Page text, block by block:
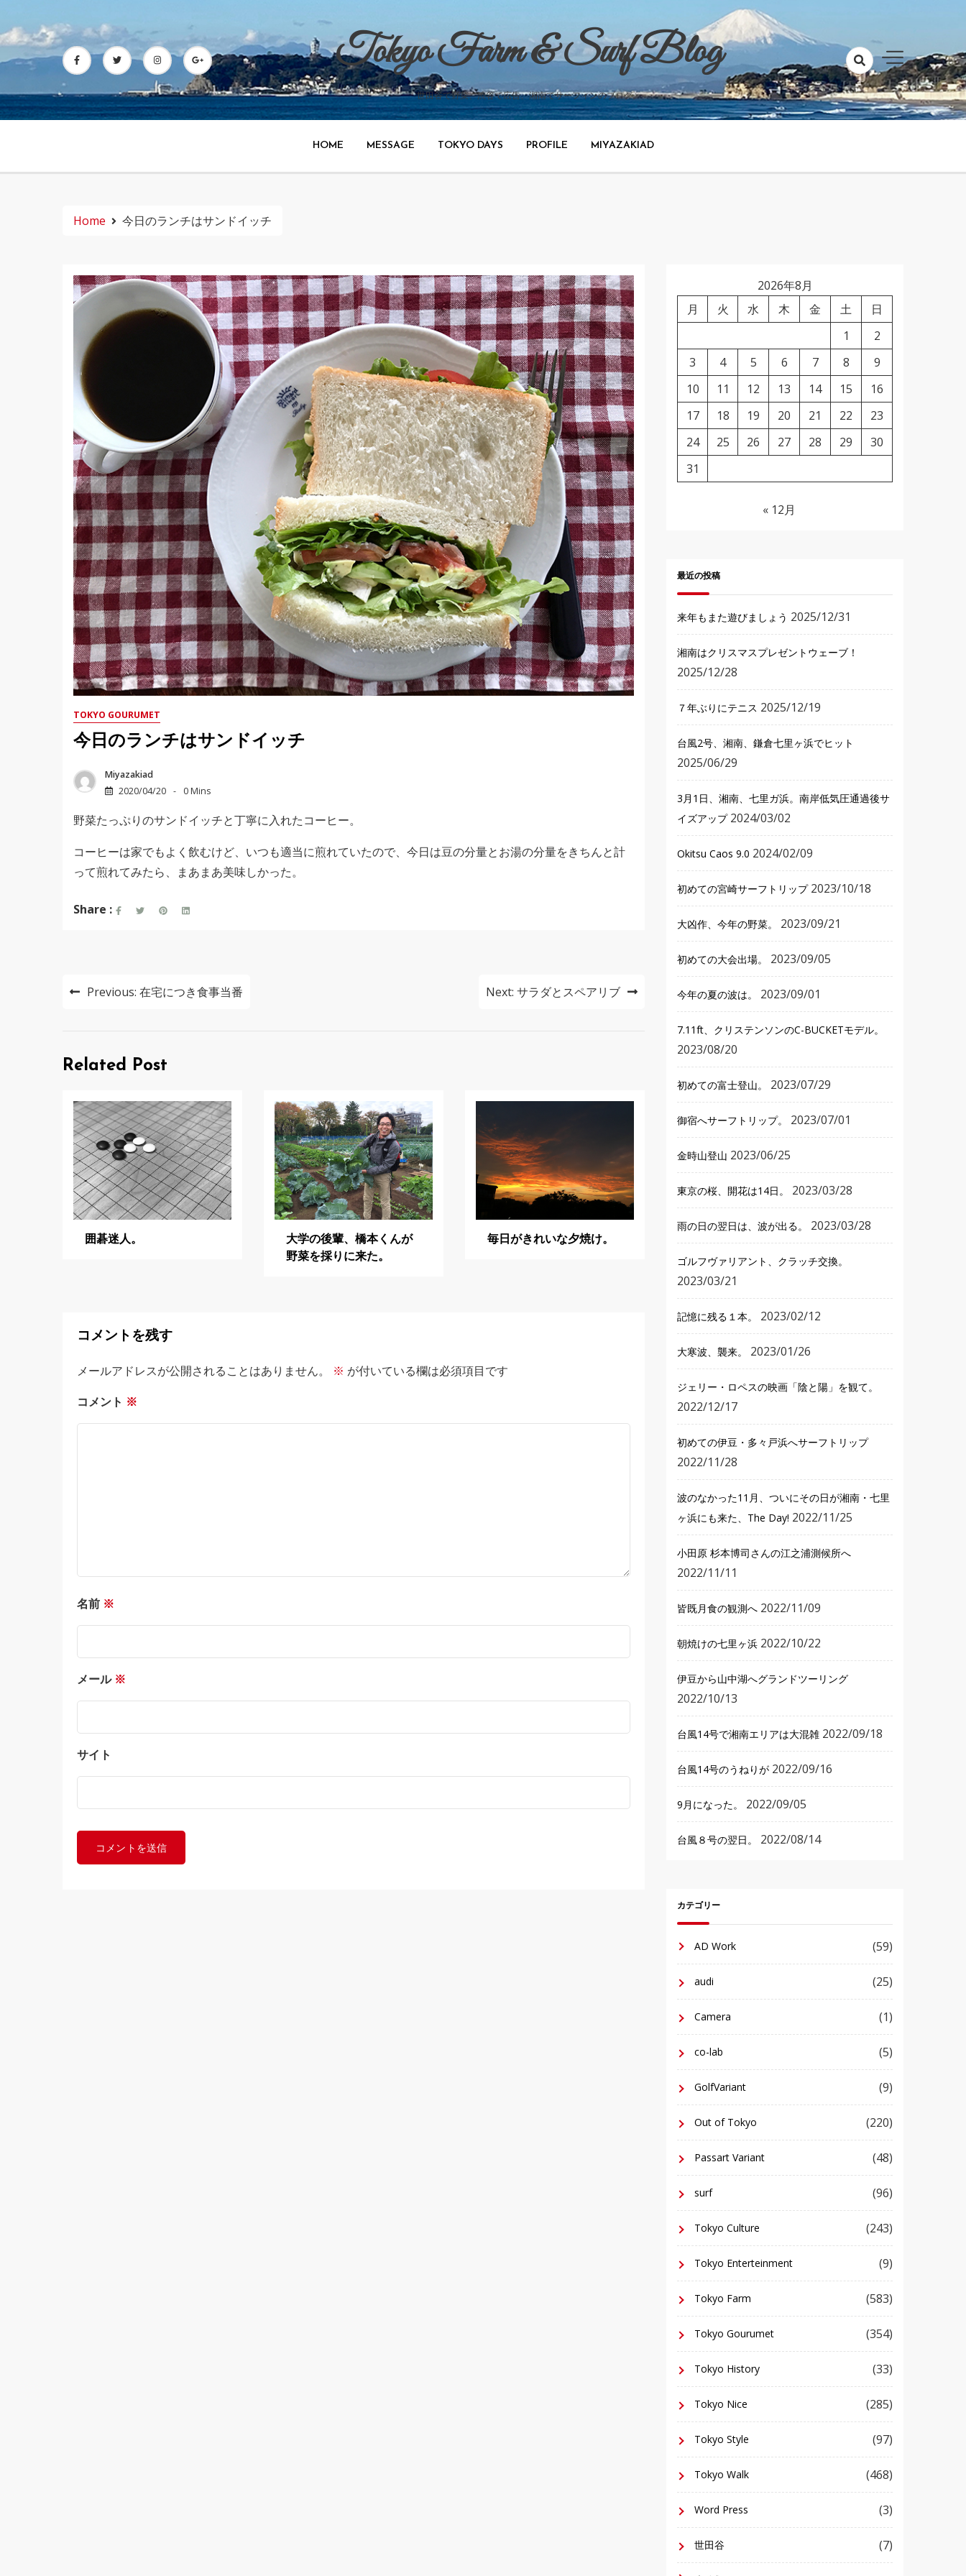
to
content
Tokyo Farm & Surf Blog
世田谷で野菜、渋谷で広告、湘南でサーフィンのブログ。
HOME MESSAGE TOKYO DAYS PROFILE MIYAZAKIAD
Home 今日のランチはサンドイッチ
TOKYO GOURUMET
今日のランチはサンドイッチ
Miyazakiad
2020/04/20
0 Mins
野菜たっぷりのサンドイッチと丁寧に入れたコーヒー。
コーヒーは家でもよく飲むけど、いつも適当に煎れていたので、今日は豆の分量とお湯の分量をきちんと計
って煎れてみたら、まあまあ美味しかった。
Share :
投
ビ
ー
シ
ョ
ン
Previous: 在宅につき食事当番 Next: サラダとスペアリブ
Related Post
囲碁迷人。
大学の後輩、橋本くんが
野菜を採りに来た。
毎日がきれいな夕焼け。
コメントを残す
メールアドレスが公開されることはありません。 ※ が付いている欄は必須項目です
コメント ※
名前 ※
メール ※
サイト
2026年8月
月
火 水 木 金 土
日
1
2
3
4 5 6 7 8
9
10
11 12 13 14 15
16
17
18 19 20 21 22
23
24
25 26 27 28 29
30
31
« 12月
最近の投稿
来年もまた遊びましょう 2025/12/31
湘南はクリスマスプレゼントウェーブ！
2025/12/28
７年ぶりにテニス 2025/12/19
台風2号、湘南、鎌倉七里ヶ浜でヒット
2025/06/29
3月1日、湘南、七里ガ浜。南岸低気圧通過後サ
イズアップ 2024/03/02
Okitsu Caos 9.0 2024/02/09
初めての宮崎サーフトリップ 2023/10/18
大凶作、今年の野菜。 2023/09/21
初めての大会出場。 2023/09/05
今年の夏の波は。 2023/09/01
7.11ft、クリステンソンのC-BUCKETモデル。
2023/08/20
初めての富士登山。 2023/07/29
御宿へサーフトリップ。 2023/07/01
金時山登山 2023/06/25
東京の桜、開花は14日。 2023/03/28
雨の日の翌日は、波が出る。 2023/03/28
ゴルフヴァリアント、クラッチ交換。
2023/03/21
記憶に残る１本。 2023/02/12
大寒波、襲来。 2023/01/26
ジェリー・ロペスの映画「陰と陽」を観て。
2022/12/17
初めての伊豆・多々戸浜へサーフトリップ
2022/11/28
波のなかった11月、ついにその日が湘南・七里
ヶ浜にも来た、The Day! 2022/11/25
小田原 杉本博司さんの江之浦測候所へ
2022/11/11
皆既月食の観測へ 2022/11/09
朝焼けの七里ヶ浜 2022/10/22
伊豆から山中湖へグランドツーリング
2022/10/13
台風14号で湘南エリアは大混雑 2022/09/18
台風14号のうねりが 2022/09/16
9月になった。 2022/09/05
台風８号の翌日。 2022/08/14
カテゴリー
AD Work (59)
audi (25)
Camera (1)
co-lab (5)
GolfVariant (9)
Out of Tokyo (220)
Passart Variant (48)
surf (96)
Tokyo Culture (243)
Tokyo Enterteinment (9)
Tokyo Farm (583)
Tokyo Gourumet (354)
Tokyo History (33)
Tokyo Nice (285)
Tokyo Style (97)
Tokyo Walk (468)
Word Press (3)
世田谷 (7)